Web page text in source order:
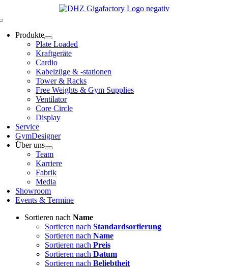
Produkte
Plate Loaded
Kraftgeräte
Cardio
Kabelzüge & -stationen
Tower & Racks
Free Weights & Gym Supplies
Ventilator
Core Circle
Display
Service
GymDesigner
Über uns
Team
Karriere
Fabrik
Media
Showroom
Events & Termine
Sortieren nach Name
Sortieren nach Standardsortierung
Sortieren nach Name
Sortieren nach Preis
Sortieren nach Datum
Sortieren nach Beliebtheit